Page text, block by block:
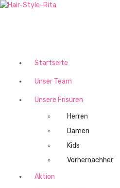
Z
Startseite
Unser Team
Unsere Frisuren
Herren
Damen
Kids
Vorhernachher
Aktion